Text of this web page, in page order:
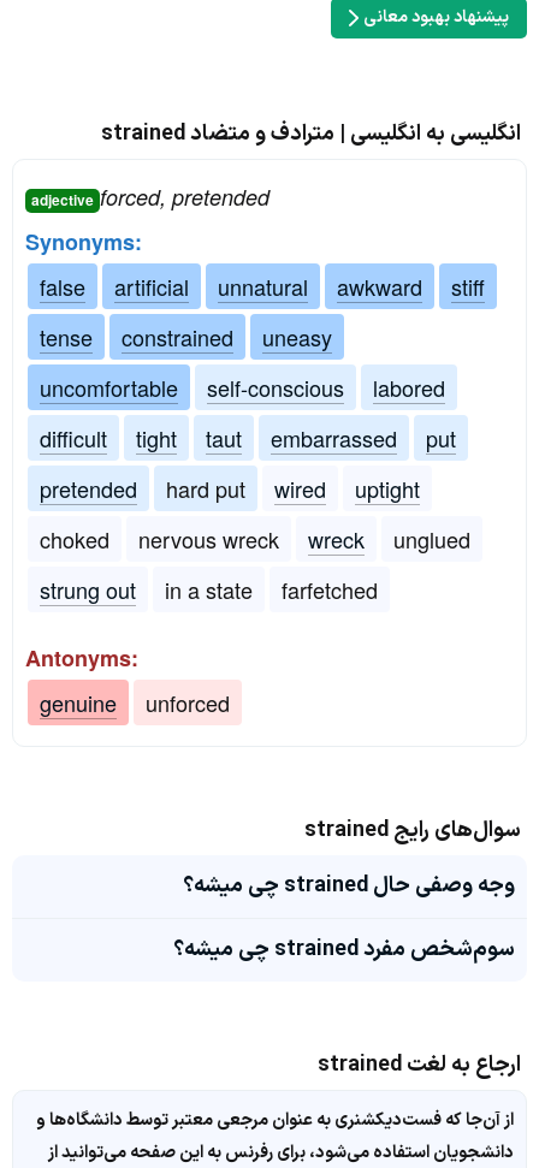
پیشنهاد بهبود معانی
انگلیسی به انگلیسی | مترادف و متضاد strained
adjective forced, pretended
Synonyms:
false
artificial unnatural awkward
stiff
tense
constrained
uneasy
uncomfortable
self-conscious
labored
difficult
tight taut embarrassed
put
pretended
hard put wired
uptight
choked
nervous wreck wreck
unglued
strung out
in a state farfetched
Antonyms:
genuine
unforced
سوال‌های رایج strained
وجه وصفی حال strained چی میشه؟
سوم‌شخص مفرد strained چی میشه؟
ارجاع به لغت strained
از آن‌جا که فست‌دیکشنری به عنوان مرجعی معتبر توسط دانشگاه‌ها و
دانشجویان استفاده می‌شود، برای رفرنس به این صفحه می‌توانید از